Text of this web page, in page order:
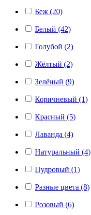
Беж (20)
Белый (42)
Голубой (2)
Жёлтый (2)
Зелёный (9)
Коричневый (1)
Красный (5)
Лаванда (4)
Натуральный (4)
Пудровый (1)
Разные цвета (8)
Розовый (6)